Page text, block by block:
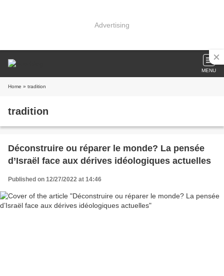
Advertising
MENU
Home » tradition
tradition
Déconstruire ou réparer le monde? La pensée
d’Israël face aux dérives idéologiques actuelles
Published on 12/27/2022 at 14:46